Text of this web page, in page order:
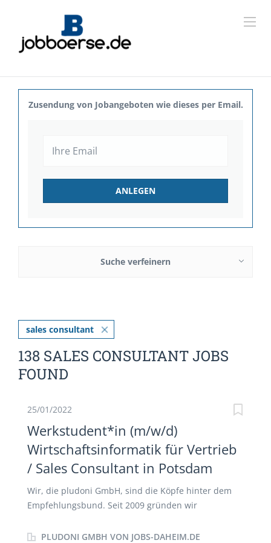
Zusendung von Jobangeboten wie dieses per Email.
Suche verfeinern
sales consultant
138 SALES CONSULTANT JOBS
FOUND
25/01/2022
Werkstudent*in (m/w/d)
Wirtschaftsinformatik für Vertrieb
/ Sales Consultant in Potsdam
Wir, die pludoni GmbH, sind die Köpfe hinter dem
Empfehlungsbund. Seit 2009 gründen wir
Kundenunternehmen neue Mitarbeiter gewinnen
PLUDONI GMBH VON JOBS-DAHEIM.DE